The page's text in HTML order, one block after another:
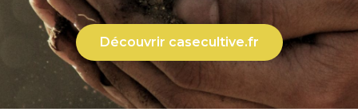
Découvrir casecultive.fr